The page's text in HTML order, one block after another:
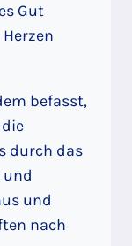
Gut
befasst,
durch das
und
und
nach